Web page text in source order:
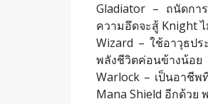
Gladiator – ถนัดกา
ความอึดจะสู้ Knight
Wizard – ใช้อาวุธปร
พลังชีวิตค่อนข้างน้อย
Warlock – เป็นอาชีพ
Mana Shield อีกด้วย